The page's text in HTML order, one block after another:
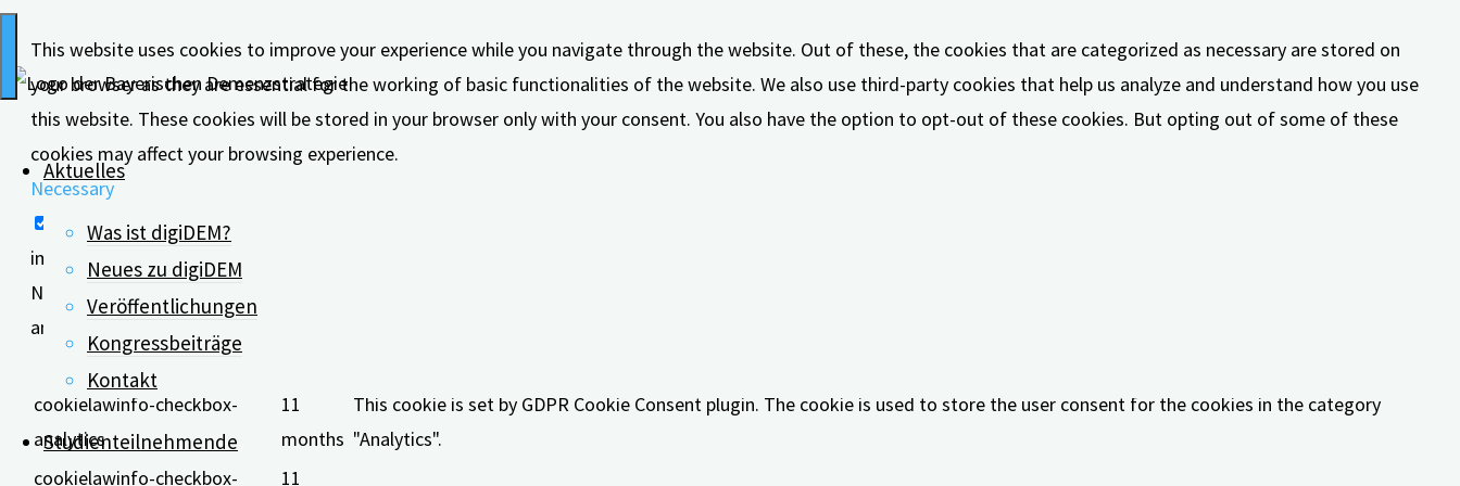
Aktuelles
Was ist digiDEM?
Neues zu digiDEM
Veröffentlichungen
Kongressbeiträge
Kontakt
Studienteilnehmende
This website uses cookies to improve your experience while you navigate through the website. Out of these, the cookies that are categorized as necessary are stored on
your browser as they are essential for the working of basic functionalities of the website. We also use third-party cookies that help us analyze and understand how you use
this website. These cookies will be stored in your browser only with your consent. You also have the option to opt-out of these cookies. But opting out of some of these
cookies may affect your browsing experience.
Necessary
Necessary
immer aktiv
Necessary cookies are absolutely essential for the website to function properly. These cookies ensure basic functionalities and security features of the website,
anonymously.
cookielawinfo-checkbox-
analytics
11
months
This cookie is set by GDPR Cookie Consent plugin. The cookie is used to store the user consent for the cookies in the category
"Analytics".
cookielawinfo-checkbox-
11